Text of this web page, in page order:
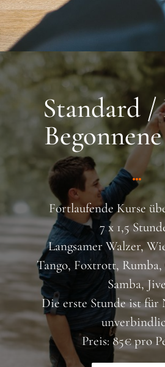
Standard
Fortlaufende Kurse
7 x 1,5
Langsamer Walzer,
Tango, Foxtrott, Rumba,
Samba, Jive
Die erste Stunde ist für
Preis: 85€ pro